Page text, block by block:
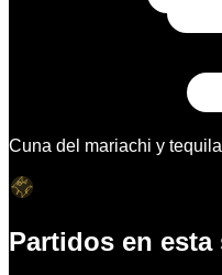
Cuna del mariachi y
Partidos en esta